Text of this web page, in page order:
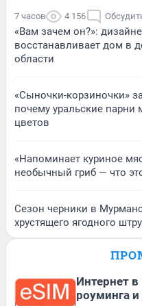
7 часов 4 156
«Вам зачем он?»:
восстанавливает дом в
области
«Сыночки-корзиночки»
почему уральские парни
цветов
«Напоминает куриное
необычный гриб — что
Сезон черники в
хрустящего ягодного
Интернет
роуминга